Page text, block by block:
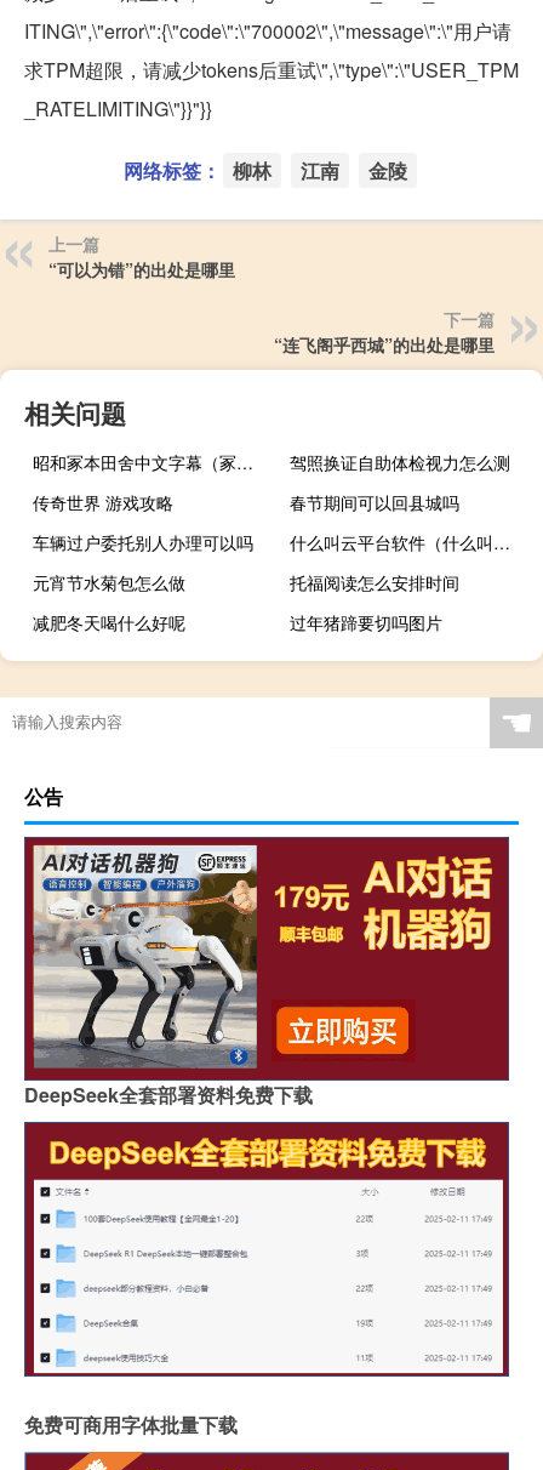
ITING\",\"error\":{\"code\":\"700002\",\"message\":\"用户请
求TPM超限，请减少tokens后重试\",\"type\":\"USER_TPM
_RATELIMITING\"}}"}}
网络标签： 柳林 江南 金陵
上一篇
“可以为错”的出处是哪里
下一篇
“连飞阁乎西城”的出处是哪里
相关问题
昭和冢本田舍中文字幕（冢本农村中文字幕）
驾照换证自助体检视力怎么测
传奇世界 游戏攻略
春节期间可以回县城吗
车辆过户委托别人办理可以吗
什么叫云平台软件（什么叫云平台）
元宵节水菊包怎么做
托福阅读怎么安排时间
减肥冬天喝什么好呢
过年猪蹄要切吗图片
☚
公告
DeepSeek全套部署资料免费下载
免费可商用字体批量下载